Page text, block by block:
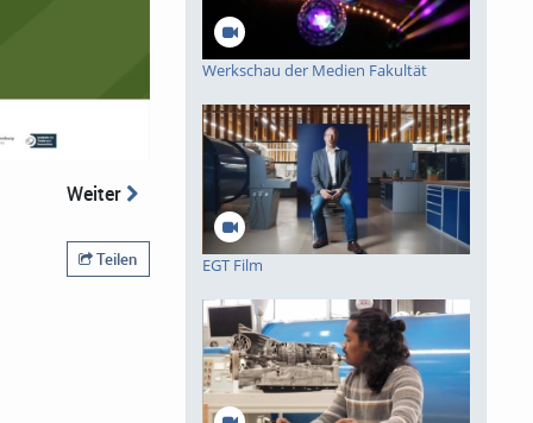
Weiter
Teilen
Werkschau der Medien Fakultät
EGT Film